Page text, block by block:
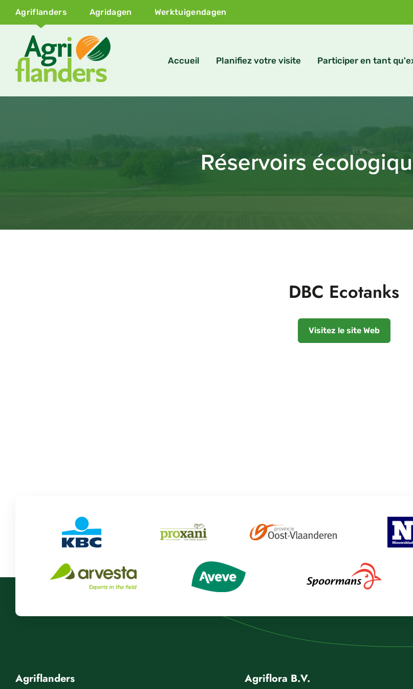
Agriflanders Agridagen Werktuigendagen
Accueil Planifiez votre visite Participer en tant
Réservoirs
DBC Ecotanks
Visitez le site Web
Agriflanders Agriflora B.V.